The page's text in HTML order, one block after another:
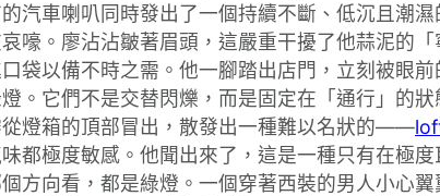
汽車喇叭同時發出了一個持續不斷、低沉且
嚎。廖沾沾皺著眉頭，這嚴重干擾了他蒜泥的
袋以備不時之需。他一腳踏出店門，立刻被眼
。它們不是交替閃爍，而是固定在「通行」的
從燈箱的頂部冒出，散發出一種難以名狀的——
都極度敏感。他聞出來了，這是一種只有在極
方向看，都是綠燈。一個穿著西裝的男人小心